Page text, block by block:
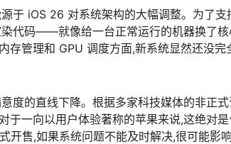
于 iOS 26 对系统架构的大幅调整。为了
代码——就像给一台正常运行的机器换了核
存管理和 GPU 调度方面,新系统显然还没完
度的直线下降。根据多家科技媒体的非正
于一向以用户体验著称的苹果来说,这绝对
开售,如果系统问题不能及时解决,很可能影